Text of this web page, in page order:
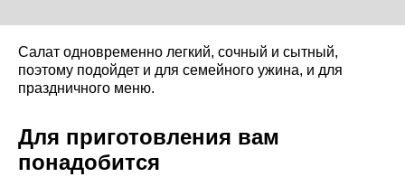
Салат одновременно легкий, сочный и сытный,
поэтому подойдет и для семейного ужина, и для
праздничного меню.
Для приготовления вам
понадобится